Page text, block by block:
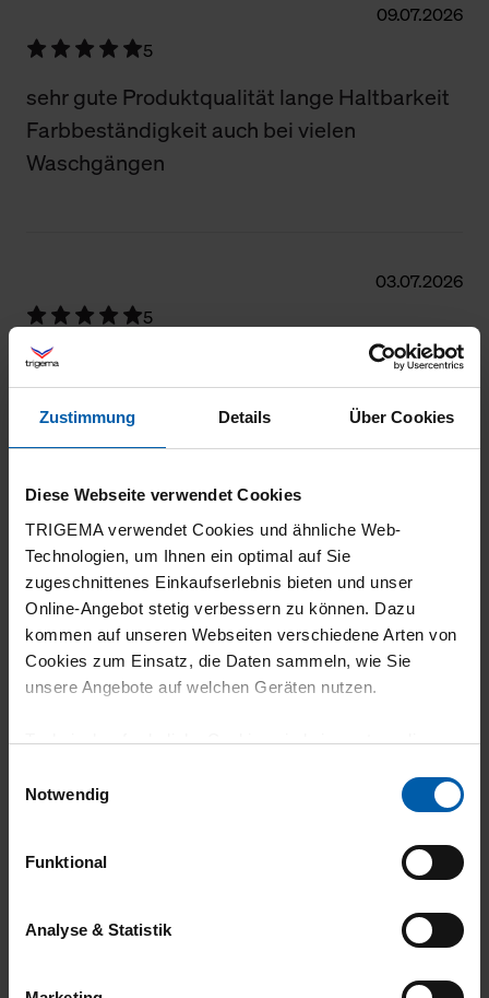
Zustimmung Details Über Cookies
Diese Webseite verwendet Cookies
TRIGEMA verwendet Cookies und ähnliche Web-
Technologien, um Ihnen ein optimal auf Sie
zugeschnittenes Einkaufserlebnis bieten und unser
Online-Angebot stetig verbessern zu können. Dazu
kommen auf unseren Webseiten verschiedene Arten von
Cookies zum Einsatz, die Daten sammeln, wie Sie
unsere Angebote auf welchen Geräten nutzen.
Technisch erforderliche Cookies sind eine notwendige
grundlegende Funktionen wie etwa zur Auswahl und
gewährleisten.
Für die Darstellung personalisierter Angebote, Anzeigen
und Inhalte aufgrund Ihres Nutzerverhaltens und Ihres
Notwendig
Funktional
Analyse & Statistik
09.07.2026
5
sehr gute Produktqualität lange Haltbarkeit
Farbbeständigkeit auch bei vielen
Waschgängen
03.07.2026
5
Guter Schnitt, gute Passform, bleibt auch
nach vielem Waschen stabil.
5
Gute qualität und gute versrbeitung
5
Top Qualität sitzt gut wird in Deutschland
Produkt. Vielen Dank dafür
17.06.2026